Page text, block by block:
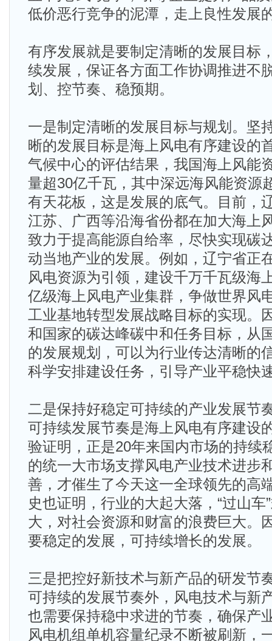
低价恶行竞争的泥潭，走上良性发展
有序发展就是要制定清晰的发展目标
续发展，保证各方面工作协调推进不
划、控节奏、稳预期。
一是制定清晰的发展目标与规划。坚
晰的发展目标是海上风电有序建设的
气候中心的评估结果，我国海上风能
量超30亿千瓦，其中深远海风能资源
有天花板，这是发展的底气。目前，
江苏、广西等沿海省份都在加大海上
致力于提高能源自给率，尽快实现碳
动当地产业的发展。例如，辽宁省正
风电资源为引领，建设千万千瓦级海
亿级海上风电产业集群，争做世界风
工业基地转型发展战略目标的实现。
和国家的碳达峰碳中和任务目标，从
的发展规划，可以为行业传达清晰的
科学安排建设任务，引导产业平稳快
二是保持好稳定可持续的产业发展节
可持续发展节奏是海上风电有序建设
验证明，正是20年来国内市场的持续
的统一大市场支撑风电产业技术进步
善，才催生了今天这一全球领先的高
史也证明，行业的大起大落，“过山车
大，对社会资源和财富的浪费巨大。
要稳定的发展，可持续增长的发展。
三是把控好新技术与新产品的研发节
可持续的发展节奏外，风电技术与新
也需要保持稳中求进的节奏，确保产
风电机组单机容量纪录不断被刷新，